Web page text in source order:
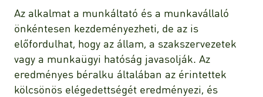
Az alkalmat a munkáltató és a munkavállaló
önkéntesen kezdeményezheti, de az is
előfordulhat, hogy az állam, a szakszervezetek
vagy a munkaügyi hatóság javasolják. Az
eredményes béralku általában az érintettek
kölcsönös elégedettségét eredményezi, és